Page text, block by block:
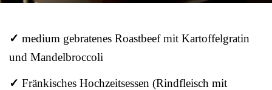
✓ medium gebratenes Roastbeef mit Kartoffelgratin
und Mandelbroccoli
✓ Fränkisches Hochzeitsessen (Rindfleisch mit